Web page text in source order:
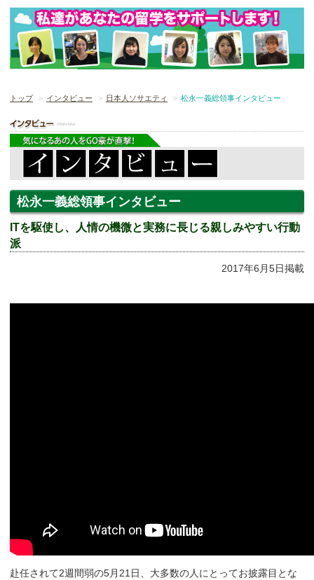
トップ インタビュー 日本人ソサエティ 松永一義総領事インタビュー
松永一義総領事インタビュー
ITを駆使し、人情の機微と実務に長じる親しみやすい行動
派
2017年6月5日掲載
赴任されて2週間弱の5月21日、大多数の人にとってお披露目とな